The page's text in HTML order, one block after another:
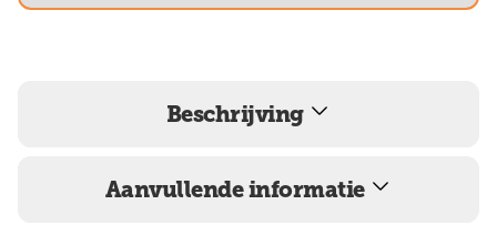
Beschrijving
Aanvullende informatie